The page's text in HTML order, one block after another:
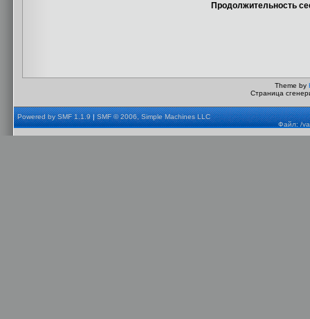
Продолжительность
Theme by
Страница
Powered by SMF 1.1.9|SMF © 2006, Simple Machines LLC
Файл: /